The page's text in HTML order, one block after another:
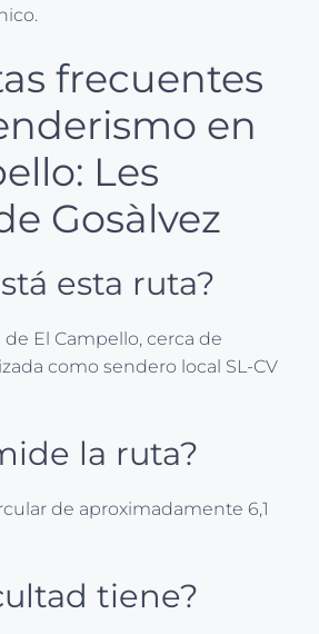
frecuentes
en
Les
Gosàlvez
esta ruta?
de El Campello, cerca de
como sendero local SL-CV
la ruta?
de aproximadamente 6,1
tiene?